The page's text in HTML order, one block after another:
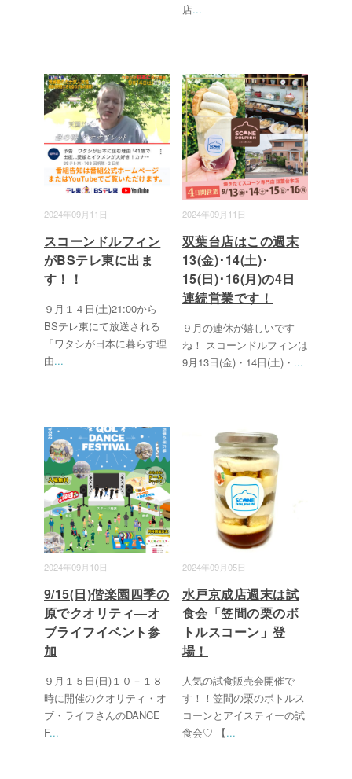
店...
2024年09月11日
スコーンドルフィン
がBSテレ東に出ま
す！！
９月１４日(土)21:00から
BSテレ東にて放送される
「ワタシが日本に暮らす理
由...
2024年09月11日
双葉台店はこの週末
13(金)･14(土)･
15(日)･16(月)の4日
連続営業です！
９月の連休が嬉しいです
ね！ スコーンドルフィンは
9月13日(金)・14日(土)・ ...
2024年09月10日
9/15(日)偕楽園四季の
原でクオリティ―オ
ブライフイベント参
加
９月１５日(日)１０－１８
時に開催のクオリティ・オ
ブ・ライフさんのDANCE
F...
2024年09月05日
水戸京成店週末は試
食会「笠間の栗のボ
トルスコーン」登
場！
人気の試食販売会開催で
す！！笠間の栗のボトルス
コーンとアイスティーの試
食会♡ 【...